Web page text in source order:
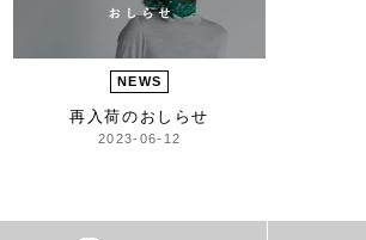
NEWS
再入荷のおしらせ
2023-06-12